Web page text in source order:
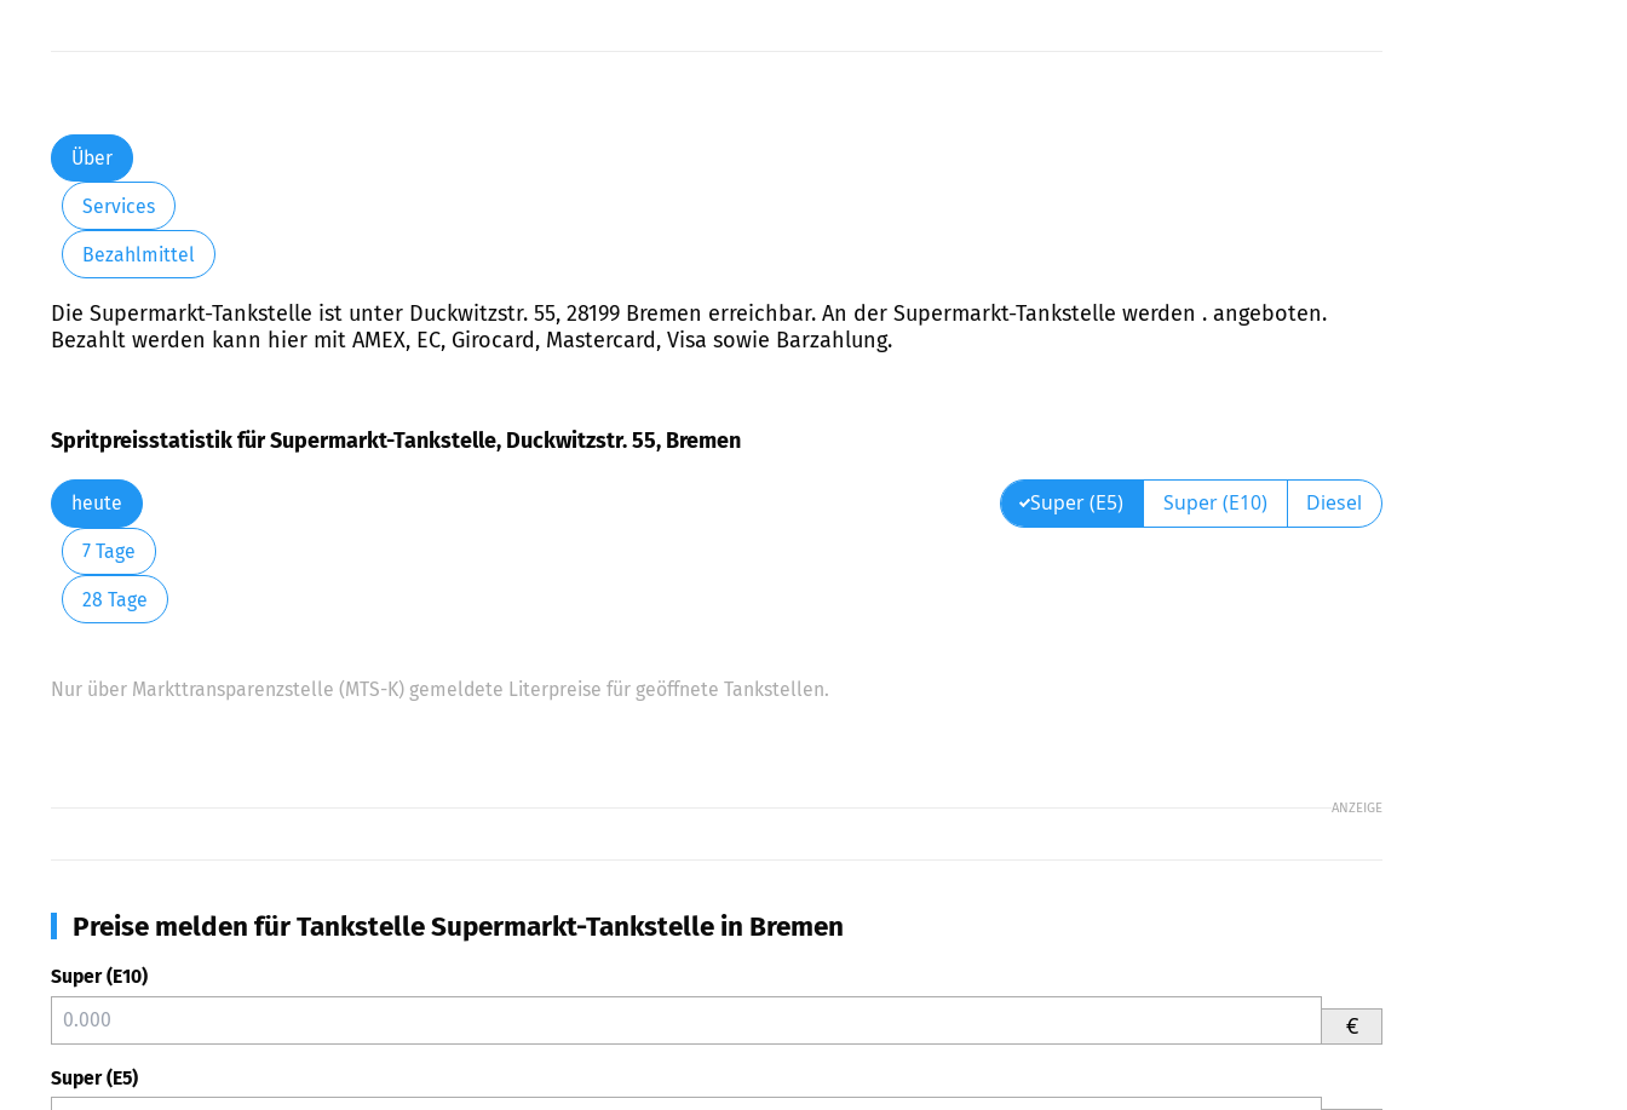
Freitag:
Samstag:
Über
Services
Bezahlmittel
Die Supermarkt-Tankstelle ist unter Duckwitzstr. 55, 28199 Bremen erreichbar. An der Supermarkt-Tankstelle werden . angeboten.
Bezahlt werden kann hier mit AMEX, EC, Girocard, Mastercard, Visa sowie Barzahlung.
Spritpreisstatistik für Supermarkt-Tankstelle, Duckwitzstr. 55, Bremen
heute
7 Tage
28 Tage
Super (E5) Super (E10) Diesel
Nur über Markttransparenzstelle (MTS-K) gemeldete Literpreise für geöffnete Tankstellen.
ANZEIGE
Preise melden für Tankstelle Supermarkt-Tankstelle in Bremen
Super (E10)
€
Super (E5)